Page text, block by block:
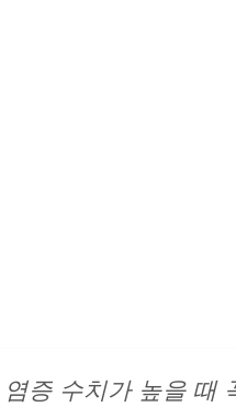
염증 수치가 높을 때